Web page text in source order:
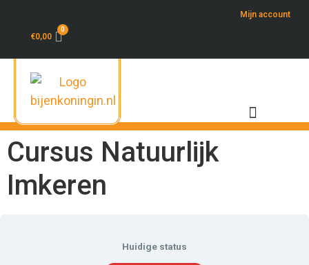
Mijn account
€0,00
0
Cursus Natuurlijk
Imkeren
Huidige status